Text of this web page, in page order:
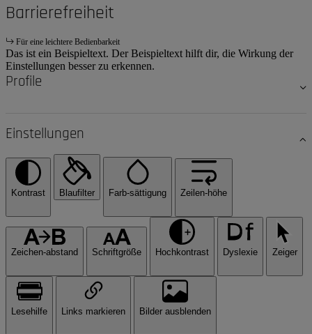
Barrierefreiheit
Für eine leichtere Bedienbarkeit
Das ist ein Beispieltext. Der Beispieltext hilft dir, die Wirkung der
Einstellungen besser zu erkennen.
Profile
Einstellungen
Kontrast Blaufilter Farb-sättigung Zeilen-höhe
Zeichen-abstand Schriftgröße Hochkontrast Dyslexie Zeiger
Lesehilfe Links markieren Bilder ausblenden